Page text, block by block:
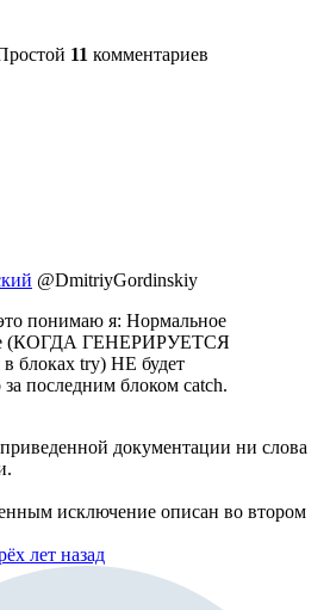
11 комментариев
@DmitriyGordinskiy
понимаю я: Нормальное
(КОГДА ГЕНЕРИРУЕТСЯ
блоках try) НЕ будет
последним блоком catch.
документации ни слова
исключение описан во втором
лет назад